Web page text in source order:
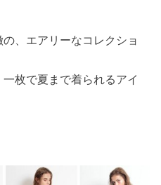
、エアリーなコレクショ
枚で夏まで着られるアイ